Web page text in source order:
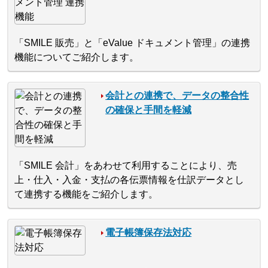
「SMILE 販売」と「eValue ドキュメント管理」の連携
機能についてご紹介します。
会計との連携で、データの整合性
の確保と手間を軽減
「SMILE 会計」をあわせて利用することにより、売
上・仕入・入金・支払の各伝票情報を仕訳データとし
て連携する機能をご紹介します。
電子帳簿保存法対応